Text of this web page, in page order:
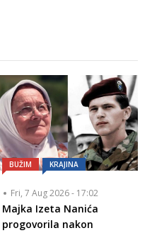
BUŽIM KRAJINA
Fri, 7 Aug 2026 - 17:02
Majka Izeta Nanića
progovorila nakon